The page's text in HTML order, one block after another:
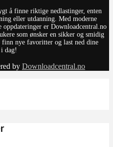
å finne riktige nedlastinger, enten
eller utdanning. Med moderne
er Downloadcentral.no
som ønsker en sikker og smidig
finn nye favoritter og last ned dine
dag!
by Downloadcentral.no